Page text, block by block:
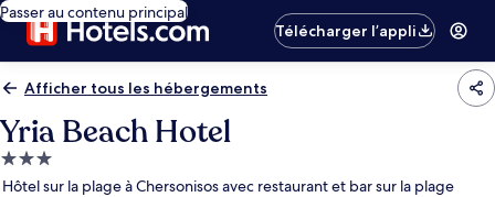
Passer au contenu principal
Télécharger l’appli
Afficher tous les hébergements
Yria Beach Hotel
Hébergement
3.0 étoiles
Hôtel sur la plage à Chersonisos avec restaurant et bar sur la plage